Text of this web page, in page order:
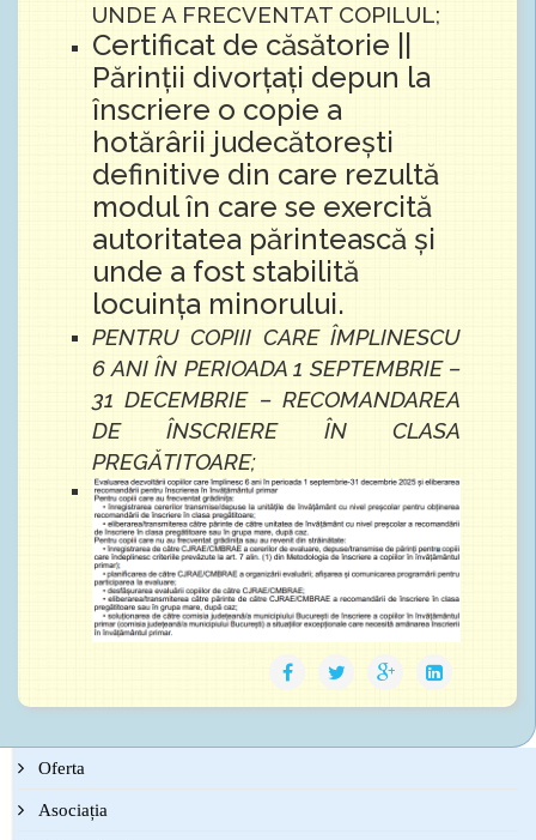
UNDE A FRECVENTAT COPILUL;
Certificat de căsătorie ||
Părinții divorțați depun la
înscriere o copie a
hotărârii judecătorești
definitive din care rezultă
modul în care se exercită
autoritatea părintească și
unde a fost stabilită
locuința minorului.
PENTRU COPIII CARE ÎMPLINESCU
6 ANI ÎN PERIOADA 1 SEPTEMBRIE –
31 DECEMBRIE – RECOMANDAREA
DE ÎNSCRIERE ÎN CLASA
PREGĂTITOARE;
Oferta
Asociația